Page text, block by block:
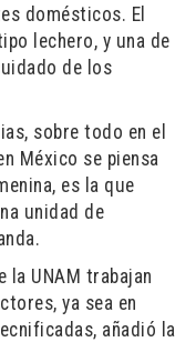
domésticos. El
lechero, y una de
de los
sobre todo en el
México se piensa
es la que
unidad de
la UNAM trabajan
ya sea en
añadió la